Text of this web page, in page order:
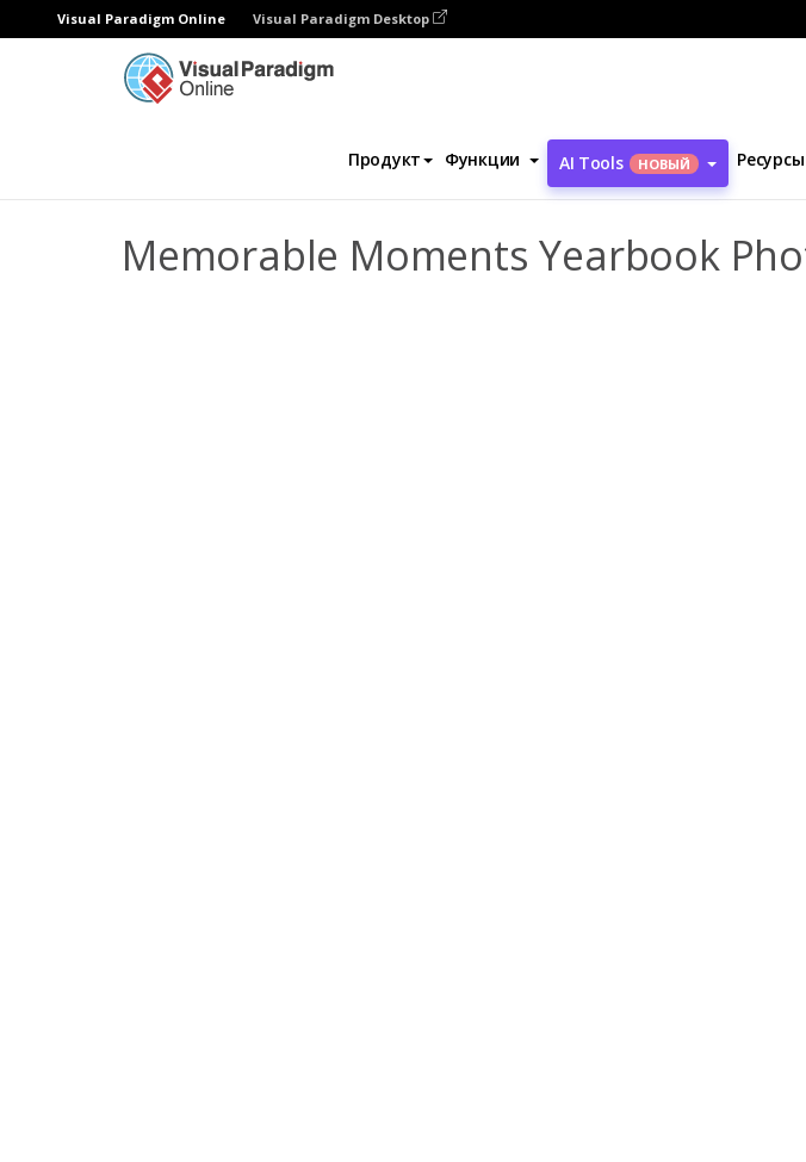
Visual Paradigm Online Visual Paradigm Desktop
Продукт Функции AI Tools НОВЫЙ Ресурсы
Фотоальбомы для ежегодника Memorable
Memorable Moments Yearbook